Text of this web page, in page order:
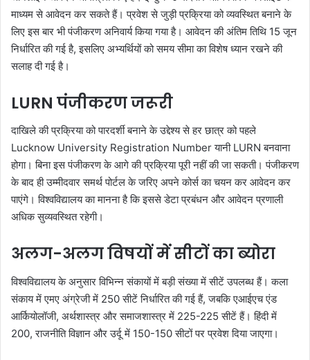
माध्यम से आवेदन कर सकते हैं। प्रवेश से जुड़ी प्रक्रिया को व्यवस्थित बनाने के
लिए इस बार भी पंजीकरण अनिवार्य किया गया है। आवेदन की अंतिम तिथि 15 जून
निर्धारित की गई है, इसलिए अभ्यर्थियों को समय सीमा का विशेष ध्यान रखने की
सलाह दी गई है।
LURN पंजीकरण जरूरी
दाखिले की प्रक्रिया को पारदर्शी बनाने के उद्देश्य से हर छात्र को पहले
Lucknow University Registration Number यानी LURN बनवाना
होगा। बिना इस पंजीकरण के आगे की प्रक्रिया पूरी नहीं की जा सकती। पंजीकरण
के बाद ही उम्मीदवार समर्थ पोर्टल के जरिए अपने कोर्स का चयन कर आवेदन कर
पाएंगे। विश्वविद्यालय का मानना है कि इससे डेटा प्रबंधन और आवेदन प्रणाली
अधिक सुव्यवस्थित रहेगी।
अलग-अलग विषयों में सीटों का ब्योरा
विश्वविद्यालय के अनुसार विभिन्न संकायों में बड़ी संख्या में सीटें उपलब्ध हैं। कला
संकाय में एमए अंग्रेजी में 250 सीटें निर्धारित की गई हैं, जबकि एआईएच एंड
आर्कियोलॉजी, अर्थशास्त्र और समाजशास्त्र में 225-225 सीटें हैं। हिंदी में
200, राजनीति विज्ञान और उर्दू में 150-150 सीटों पर प्रवेश दिया जाएगा।